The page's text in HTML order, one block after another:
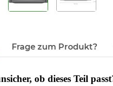
Frage zum Produkt?